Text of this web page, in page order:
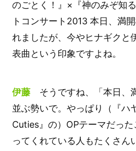
のごとく！』×『神のみぞ知
トコンサート2013 本日、満
れましたが、今やヒナギクと
表曲という印象ですよね。
伊藤そうですね、「本日、
並ぶ勢いで。やっぱり（『ハ
Cuties』の）OPテーマだっ
ってくれている人もたくさ